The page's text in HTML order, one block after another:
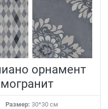
орнамент
Размер: 30*30 см